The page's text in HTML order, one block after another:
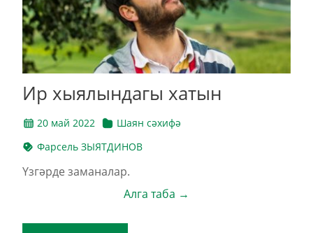
Ир хыялындагы хатын
20 май 2022
Шаян сәхифә
Фарсель ЗЫЯТДИНОВ
Үзгәрде заманалар.
Алга таба →